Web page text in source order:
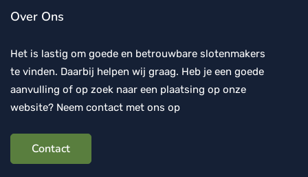
Over Ons
Het is lastig om goede en betrouwbare slotenmakers
te vinden. Daarbij helpen wij graag. Heb je een goede
aanvulling of op zoek naar een plaatsing op onze
website? Neem contact met ons op
Contact